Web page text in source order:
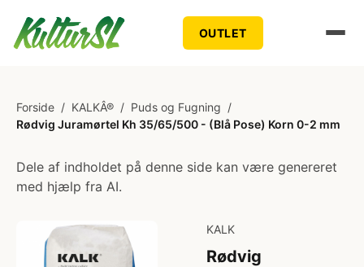
OUTLET
Forside / KALKÂ® / Puds og Fugning /
Rødvig Juramørtel Kh 35/65/500 - (Blå Pose) Korn 0-2 mm
Dele af indholdet på denne side kan være genereret
med hjælp fra AI.
KALK
Rødvig